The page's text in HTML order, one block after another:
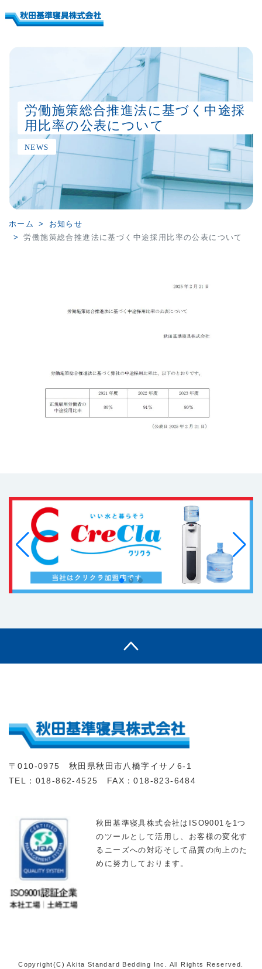
労働施策総合推進法に基づく中途採
用比率の公表について
NEWS
ホーム
お知らせ
労働施策総合推進法に基づく中途採用比率の公表について
〒010-0975 秋田県秋田市八橋字イサノ6-1
TEL：018-862-4525 FAX：018-823-6484
秋田基準寝具株式会社はISO9001を1つ
のツールとして活用し、お客様の変化す
るニーズへの対応そして品質の向上のた
めに努力しております。
Copyright(C) Akita Standard Bedding Inc. All Rights Reserved.